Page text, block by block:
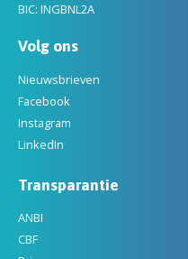
BIC: INGBNL2A
Volg ons
Nieuwsbrieven
Facebook
Instagram
LinkedIn
Transparantie
ANBI
CBF